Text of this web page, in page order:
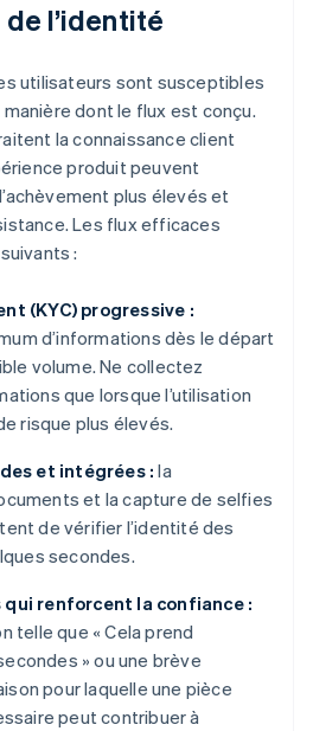
l’identité
utilisateurs sont susceptibles
manière dont le flux est conçu.
la connaissance client
produit peuvent
plus élevés et
Les flux efficaces
:
(KYC) progressive :
d’informations dès le départ
volume. Ne collectez
que lorsque l’utilisation
risque plus élevés.
et intégrées : la
et la capture de selfies
de vérifier l’identité des
secondes.
renforcent la confiance :
telle que « Cela prend
» ou une brève
pour laquelle une pièce
peut contribuer à